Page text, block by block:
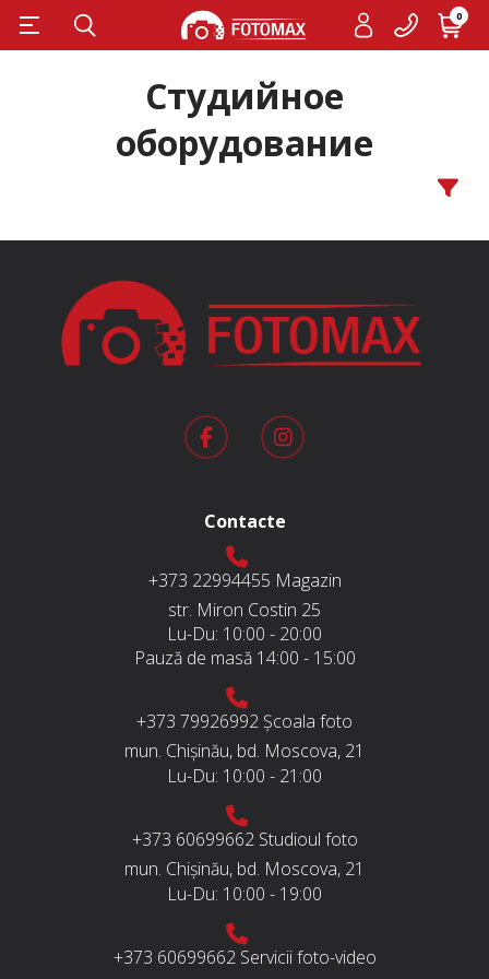
0
Студийное
оборудование
Contacte
+373 22994455 Magazin
str. Miron Costin 25
Lu-Du: 10:00 - 20:00
Pauză de masă 14:00 - 15:00
+373 79926992 Școala foto
mun. Chișinău, bd. Moscova, 21
Lu-Du: 10:00 - 21:00
+373 60699662 Studioul foto
mun. Chișinău, bd. Moscova, 21
Lu-Du: 10:00 - 19:00
+373 60699662 Servicii foto-video